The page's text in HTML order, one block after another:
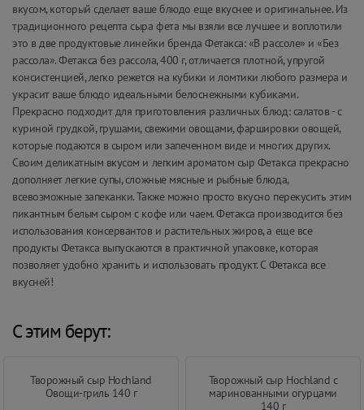
вкусом, который сделает ваше блюдо еще вкуснее и оригинальнее. Из
традиционного рецепта сыра фета мы взяли все лучшее и воплотили
это в две продуктовые линейки бренда Фетакса: «В рассоле» и «Без
рассола». Фетакса без рассола, 400 г, отличается плотной, упругой
консистенцией, легко режется на кубики и ломтики любого размера и
украсит ваше блюдо идеальными белоснежными кубиками.
Прекрасно подходит для приготовления различных блюд: салатов - с
куриной грудкой, грушами, свежими овощами, фаршировки овощей,
которые подаются в сыром или запеченном виде и многих других.
Своим деликатным вкусом и легким ароматом сыр Фетакса прекрасно
дополняет легкие супы, сложные мясные и рыбные блюда,
всевозможные запеканки. Также можно просто вкусно перекусить этим
пикантным белым сыром с кофе или чаем. Фетакса производится без
использования консервантов и растительных жиров, а еще все
продукты Фетакса выпускаются в практичной упаковке, которая
позволяет удобно хранить и использовать продукт. С Фетакса все
вкусней!
С этим берут:
Творожный сыр Hochland
Овощи-гриль 140 г
Творожный сыр Hochland с
маринованными огурцами
140 г